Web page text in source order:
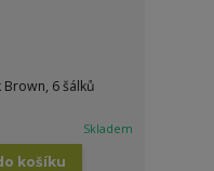
Brown, 6 šálků
Skladem
košíku